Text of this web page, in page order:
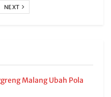
NEXT
Malang Ubah Pola